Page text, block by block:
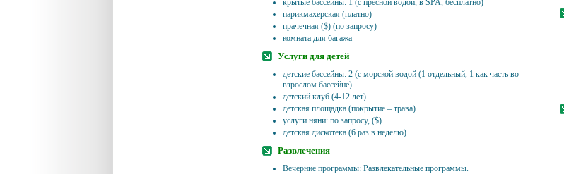
крытые бассейны: 1 (с пресной водой, в SPA, бесплатно)
парикмахерская (платно)
прачечная ($) (по запросу)
комната для багажа
Услуги для детей
детские бассейны: 2 (с морской водой (1 отдельный, 1 как часть во
взрослом бассейне)
детский клуб (4-12 лет)
детская площадка (покрытие – трава)
услуги няни: по запросу, ($)
детская дискотека (6 раз в неделю)
Развлечения
Вечерние программы: Развлекательные программы.